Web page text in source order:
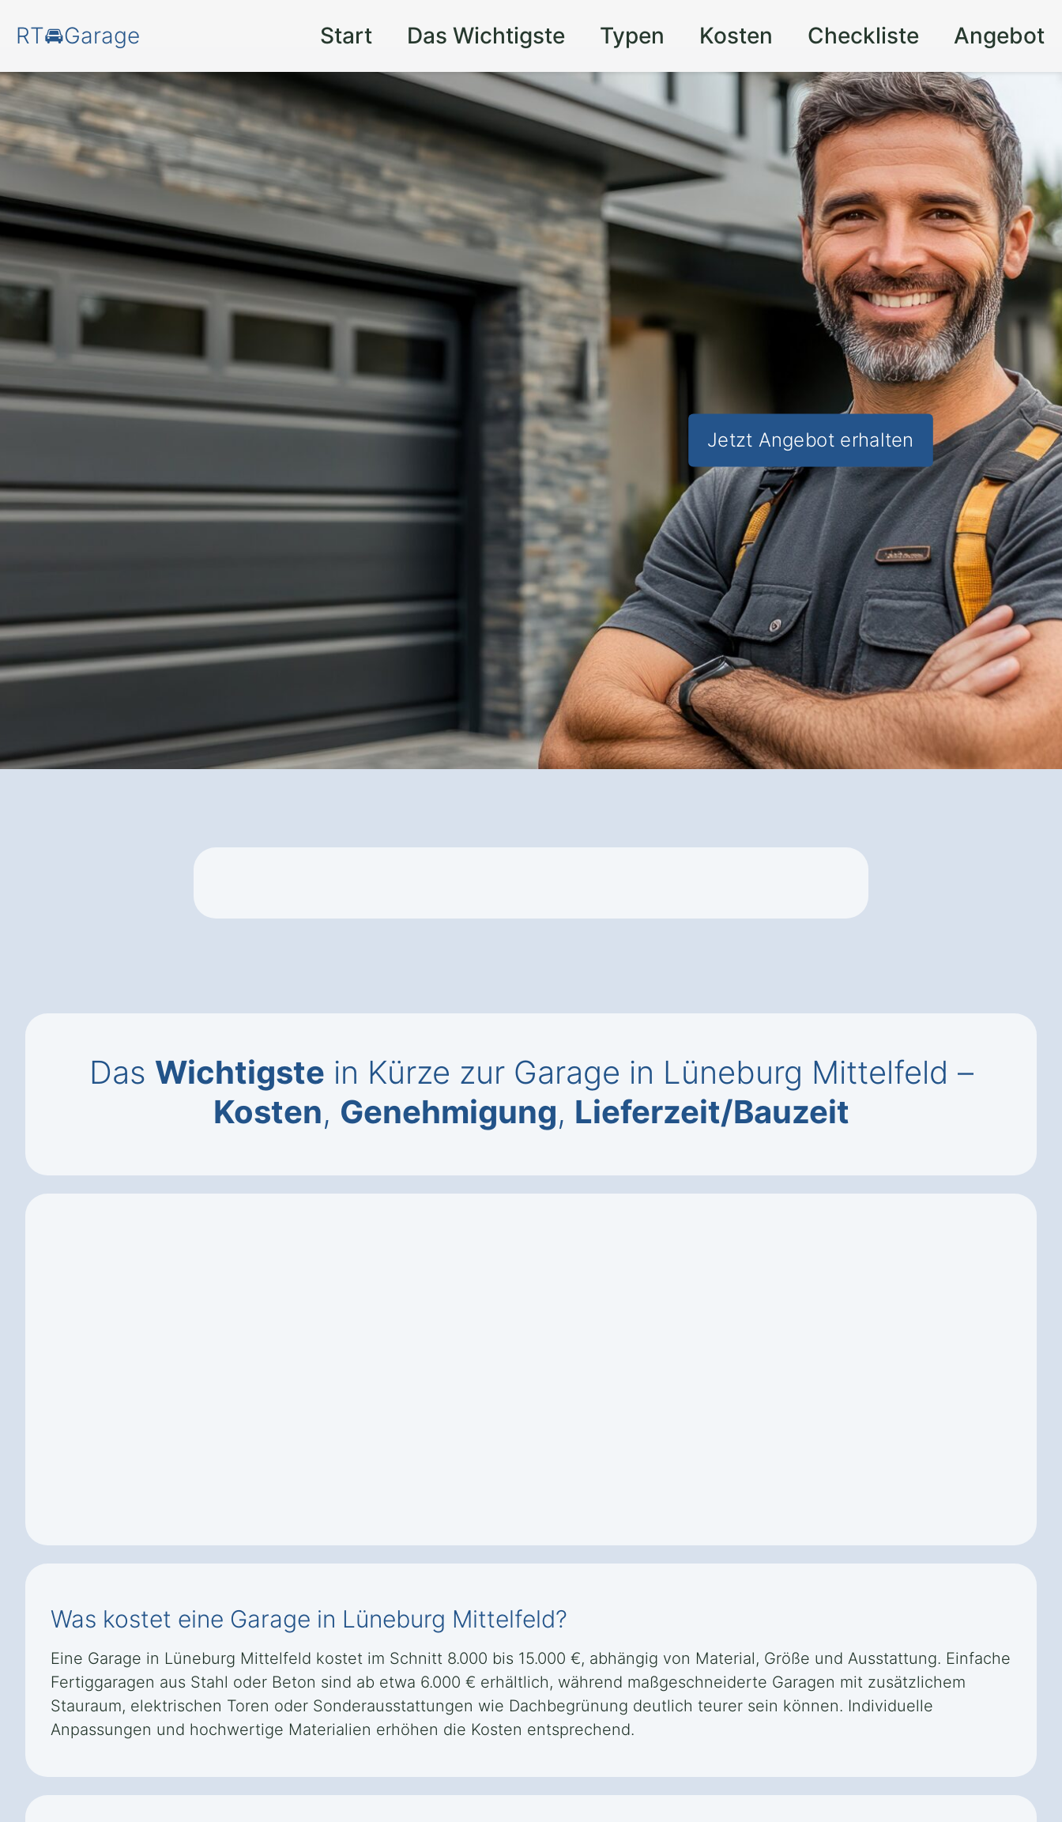
RT🚘Garage Start Das Wichtigste Typen Kosten Checkliste Angebot
Schützen Sie Ihr Auto in
Lüneburg Mittelfeld und nutzen
Sie zusätzlichen Stauraum– mit
einer hochwertigen Garage.
Die Garage: Mehr Schutz für Ihr Fahrzeug, zusätzlicher
Wertsteigerung für Ihre Immobilie in
Lüneburg Mittelfeld.
✅ Unverbindlich & Kostenfrei
vom Garagen-Experten
✅ Optimale Sicherheit für Ihr Fahrzeug und zusätzlichen
Stauraum
✅ Inkl. GaragenFörderungs-Check
Jetzt Angebot erhalten
Das Wichtigste in Kürze zur Garage in Lüneburg Mittelfeld –
Kosten, Genehmigung, Lieferzeit/Bauzeit
Was kostet eine Garage in Lüneburg Mittelfeld?
Eine Garage in Lüneburg Mittelfeld kostet im Schnitt 8.000 bis 15.000 €, abhängig von Material, Größe und Ausstattung. Einfache
Fertiggaragen aus Stahl oder Beton sind ab etwa 6.000 € erhältlich, während maßgeschneiderte Garagen mit zusätzlichem
Stauraum, elektrischen Toren oder Sonderausstattungen wie Dachbegrünung deutlich teurer sein können. Individuelle
Anpassungen und hochwertige Materialien erhöhen die Kosten entsprechend.